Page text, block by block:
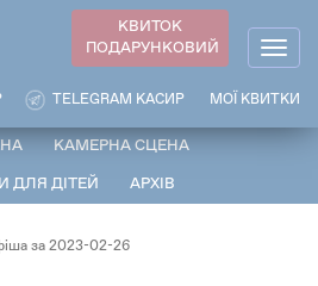
КВИТОК
ПОДАРУНКОВИЙ
МОЇ КВИТКИ
TELEGRAM КАСИР
КАМЕРНА СЦЕНА
ДЛЯ ДІТЕЙ АРХІВ
за 2023-02-26